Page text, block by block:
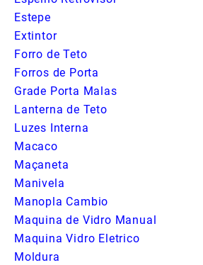
Estepe
Extintor
Forro de Teto
Forros de Porta
Grade Porta Malas
Lanterna de Teto
Luzes Interna
Macaco
Maçaneta
Manivela
Manopla Cambio
Maquina de Vidro Manual
Maquina Vidro Eletrico
Moldura